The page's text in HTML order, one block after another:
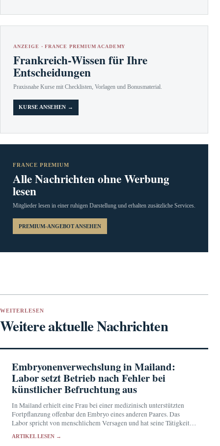
ANZEIGE · FRANCE PREMIUM ACADEMY
Frankreich-Wissen für Ihre
Entscheidungen
Praxisnahe Kurse mit Checklisten, Vorlagen und Bonusmaterial.
KURSE ANSEHEN →
FRANCE PREMIUM
Alle Nachrichten ohne Werbung
lesen
Mitglieder lesen in einer ruhigen Darstellung und erhalten zusätzliche Services.
PREMIUM-ANGEBOT ANSEHEN
WEITERLESEN
Weitere aktuelle Nachrichten
Embryonenverwechslung in Mailand:
Labor setzt Betrieb nach Fehler bei
künstlicher Befruchtung aus
In Mailand erhielt eine Frau bei einer medizinisch unterstützten
Fortpflanzung offenbar den Embryo eines anderen Paares. Das
Labor spricht von menschlichem Versagen und hat seine Tätigkeit
ARTIKEL LESEN →